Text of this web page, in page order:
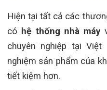
Hiện tại tất cả các
có hệ thống nhà máy
chuyên nghiệp tại
nghiệm sản phẩm của
tiết kiệm hơn.